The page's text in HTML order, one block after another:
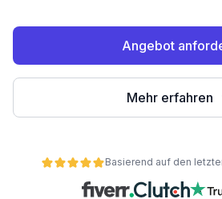
Angebot
Mehr erfahren
Basierend auf den